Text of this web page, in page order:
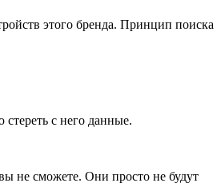
этого бренда. Принцип поиска
с него данные.
не сможете. Они просто не будут